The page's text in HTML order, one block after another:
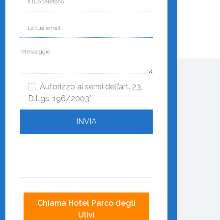
Autorizzo ai sensi dell’art. 23,
D.Lgs. 196/2003*
Chiama Hotel Parco degli
Ulivi